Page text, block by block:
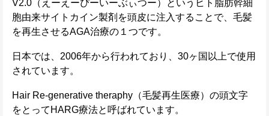
V2.0（えーえーぴーいーぶぃつー）というヒト脂肪幹細
胞由来サイトカイン製剤を頭皮に注入することで、毛髪
を再生させるAGA治療の１つです。
日本では、2006年から行われており、30ヶ国以上で使用
されています。
Hair Re-generative theraphy（毛髪再生医療）の頭文字
をとってHARG療法と呼ばれています。